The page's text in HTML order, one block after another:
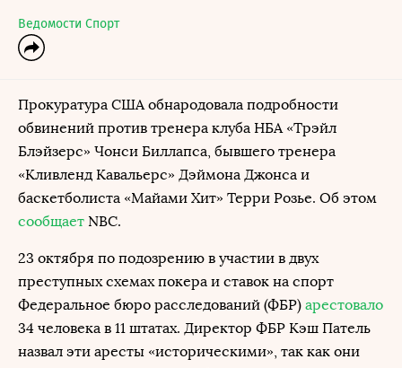
Ведомости Спорт
Прокуратура США обнародовала подробности
обвинений против тренера клуба НБА «Трэйл
Блэйзерс» Чонси Биллапса, бывшего тренера
«Кливленд Кавальерс» Дэймона Джонса и
баскетболиста «Майами Хит» Терри Розье. Об этом
сообщает NBC.
23 октября по подозрению в участии в двух
преступных схемах покера и ставок на спорт
Федеральное бюро расследований (ФБР) арестовало
34 человека в 11 штатах. Директор ФБР Кэш Патель
назвал эти аресты «историческими», так как они